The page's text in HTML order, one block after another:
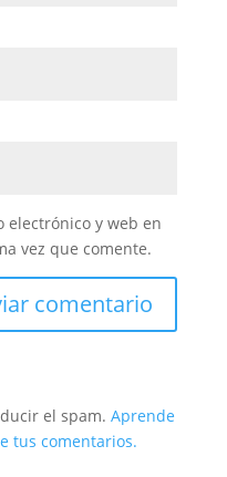
electrónico y web en
vez que comente.
el spam. Aprende
tus comentarios.